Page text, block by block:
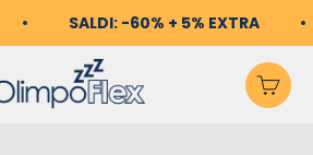
SALDI: -60% + 5% EXTRA
di
menu di